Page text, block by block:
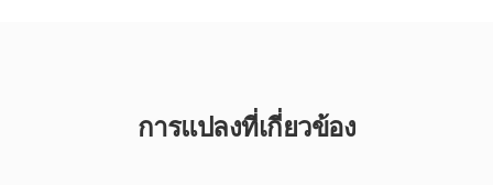
การแปลงที่เกี่ยวข้อง